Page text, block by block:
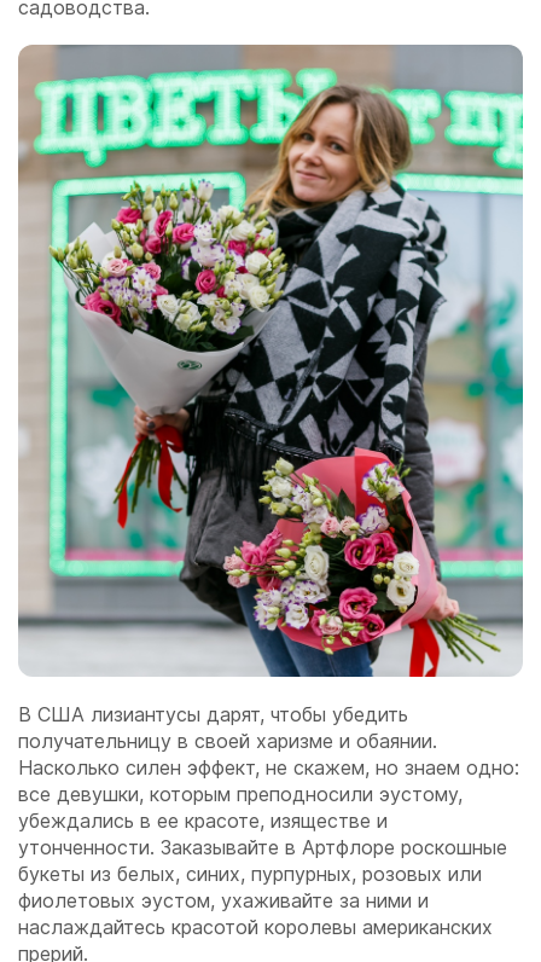
садоводства.
В США лизиантусы дарят, чтобы убедить
получательницу в своей харизме и обаянии.
Насколько силен эффект, не скажем, но знаем одно:
все девушки, которым преподносили эустому,
убеждались в ее красоте, изяществе и
утонченности. Заказывайте в Артфлоре роскошные
букеты из белых, синих, пурпурных, розовых или
фиолетовых эустом, ухаживайте за ними и
наслаждайтесь красотой королевы американских
прерий.